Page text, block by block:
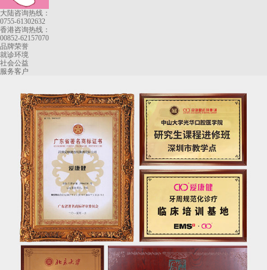
大陆咨询热线：
0755-61302632
香港咨询热线：
00852-62157070
品牌荣誉
就诊环境
社会公益
服务客户